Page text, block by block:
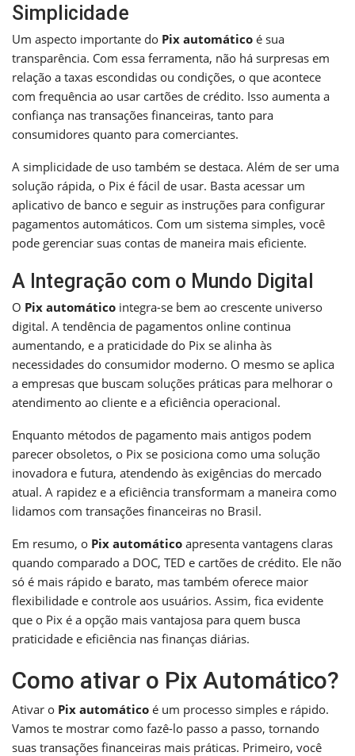
Simplicidade
Um aspecto importante do Pix automático é sua
transparência. Com essa ferramenta, não há surpresas em
relação a taxas escondidas ou condições, o que acontece
com frequência ao usar cartões de crédito. Isso aumenta a
confiança nas transações financeiras, tanto para
consumidores quanto para comerciantes.
A simplicidade de uso também se destaca. Além de ser uma
solução rápida, o Pix é fácil de usar. Basta acessar um
aplicativo de banco e seguir as instruções para configurar
pagamentos automáticos. Com um sistema simples, você
pode gerenciar suas contas de maneira mais eficiente.
A Integração com o Mundo Digital
O Pix automático integra-se bem ao crescente universo
digital. A tendência de pagamentos online continua
aumentando, e a praticidade do Pix se alinha às
necessidades do consumidor moderno. O mesmo se aplica
a empresas que buscam soluções práticas para melhorar o
atendimento ao cliente e a eficiência operacional.
Enquanto métodos de pagamento mais antigos podem
parecer obsoletos, o Pix se posiciona como uma solução
inovadora e futura, atendendo às exigências do mercado
atual. A rapidez e a eficiência transformam a maneira como
lidamos com transações financeiras no Brasil.
Em resumo, o Pix automático apresenta vantagens claras
quando comparado a DOC, TED e cartões de crédito. Ele não
só é mais rápido e barato, mas também oferece maior
flexibilidade e controle aos usuários. Assim, fica evidente
que o Pix é a opção mais vantajosa para quem busca
praticidade e eficiência nas finanças diárias.
Como ativar o Pix Automático?
Ativar o Pix automático é um processo simples e rápido.
Vamos te mostrar como fazê-lo passo a passo, tornando
suas transações financeiras mais práticas. Primeiro, você